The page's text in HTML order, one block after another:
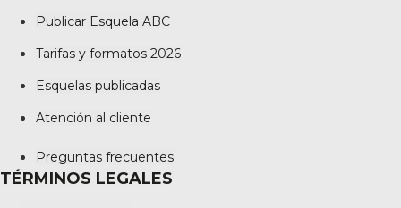
Publicar Esquela ABC
Tarifas y formatos 2026
Esquelas publicadas
Atención al cliente
Preguntas frecuentes
TÉRMINOS LEGALES